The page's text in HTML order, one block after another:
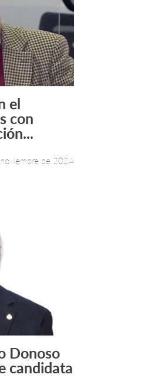
Leer más +
el
con
de 2024
Leer más +
Donoso
candidata